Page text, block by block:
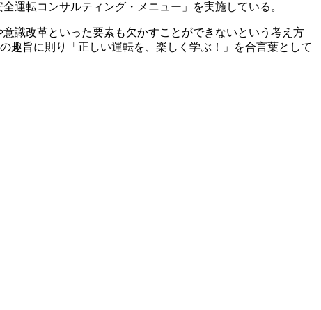
運転コンサルティング・メニュー」を実施している。
識改革といった要素も欠かすことができないという考え方
趣旨に則り「正しい運転を、楽しく学ぶ！」を合言葉として